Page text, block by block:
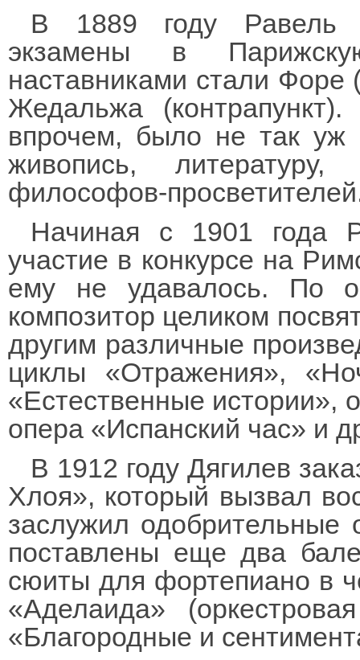
В 1889 году Равель
экзамены в
наставниками стали Форе
Жедальжа
впрочем, было не так уж
живопись, литературу,
философов-
Начиная с 1901 года
участие в конкурсе на
ему не удавалось. По
композитор целиком
другим различные
циклы «Отражения»,
«Естественные истории»,
опера «Испанский час» и
В 1912 году Дягилев
Хлоя», который вызвал
заслужил одобрительные
поставлены еще два
сюиты для фортепиано в
«Аделаида»
«Благородные и